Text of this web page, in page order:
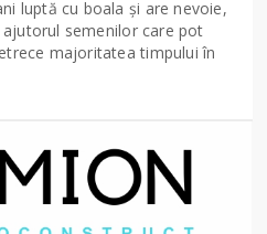
luptă cu boala și are nevoie,
semenilor care pot
majoritatea timpului în